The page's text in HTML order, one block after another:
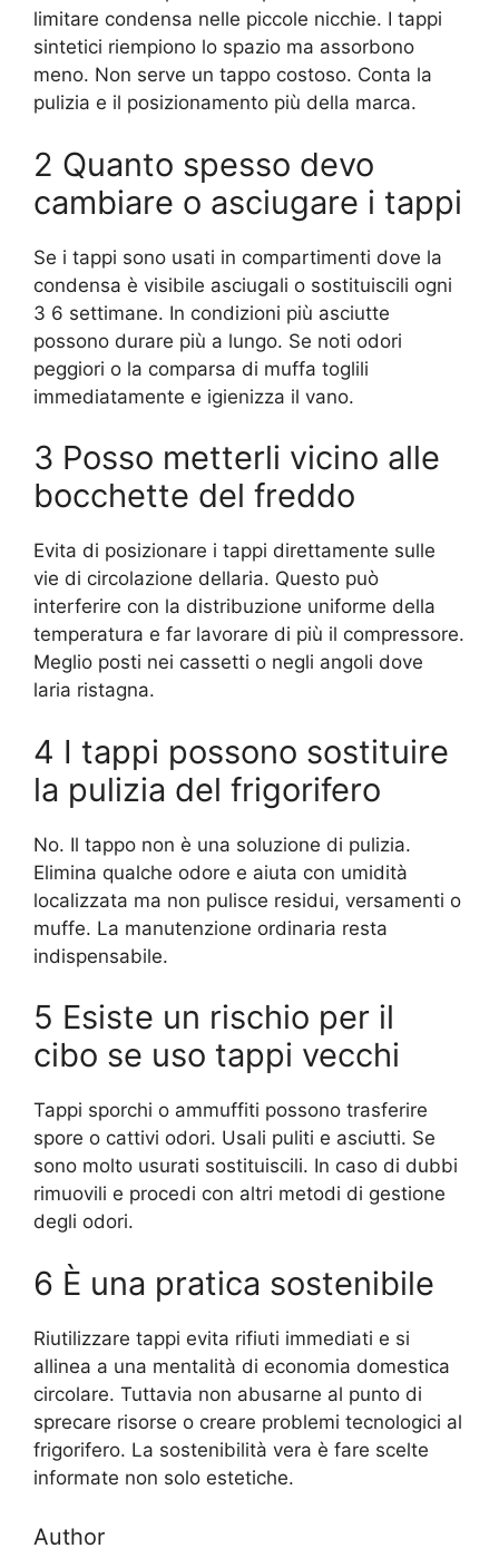
limitare condensa nelle piccole nicchie. I tappi
sintetici riempiono lo spazio ma assorbono
meno. Non serve un tappo costoso. Conta la
pulizia e il posizionamento più della marca.
2 Quanto spesso devo
cambiare o asciugare i tappi
Se i tappi sono usati in compartimenti dove la
condensa è visibile asciugali o sostituiscili ogni
3 6 settimane. In condizioni più asciutte
possono durare più a lungo. Se noti odori
peggiori o la comparsa di muffa toglili
immediatamente e igienizza il vano.
3 Posso metterli vicino alle
bocchette del freddo
Evita di posizionare i tappi direttamente sulle
vie di circolazione dellaria. Questo può
interferire con la distribuzione uniforme della
temperatura e far lavorare di più il compressore.
Meglio posti nei cassetti o negli angoli dove
laria ristagna.
4 I tappi possono sostituire
la pulizia del frigorifero
No. Il tappo non è una soluzione di pulizia.
Elimina qualche odore e aiuta con umidità
localizzata ma non pulisce residui, versamenti o
muffe. La manutenzione ordinaria resta
indispensabile.
5 Esiste un rischio per il
cibo se uso tappi vecchi
Tappi sporchi o ammuffiti possono trasferire
spore o cattivi odori. Usali puliti e asciutti. Se
sono molto usurati sostituiscili. In caso di dubbi
rimuovili e procedi con altri metodi di gestione
degli odori.
6 È una pratica sostenibile
Riutilizzare tappi evita rifiuti immediati e si
allinea a una mentalità di economia domestica
circolare. Tuttavia non abusarne al punto di
sprecare risorse o creare problemi tecnologici al
frigorifero. La sostenibilità vera è fare scelte
informate non solo estetiche.
Author